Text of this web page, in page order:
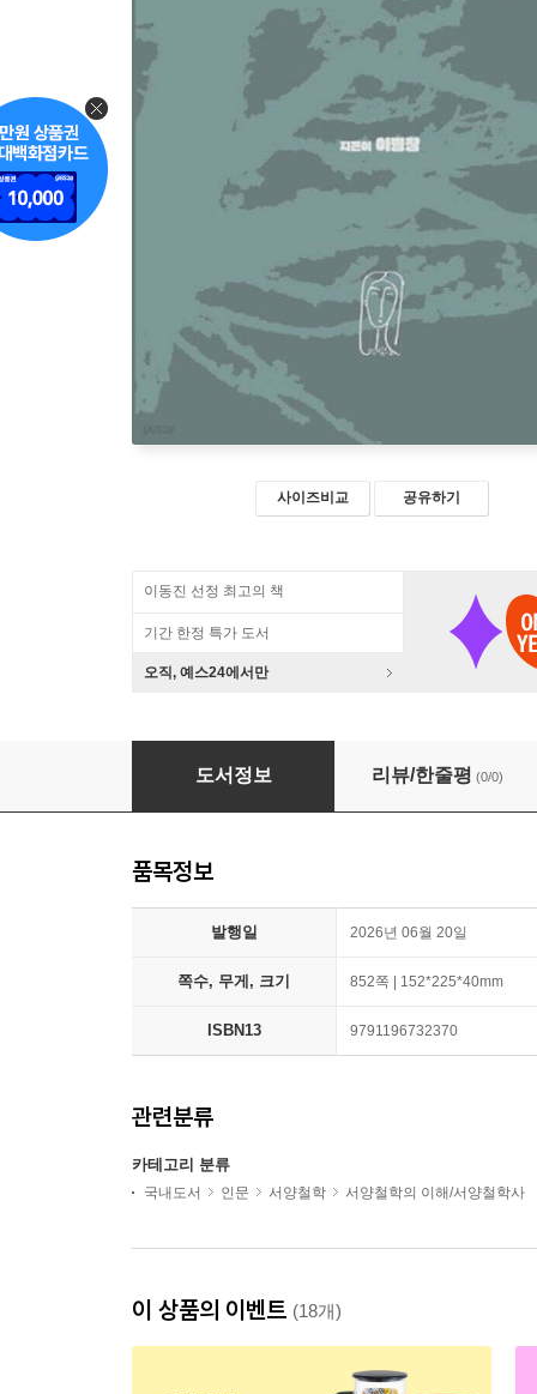
사이즈비교 공유하기
이동진 선정 최고의 책
기간 한정 특가 도서
오직, 예스24에서만
헤겔 정신현상학 번역과 주해 1
도서정보 리뷰/한줄평 (0/0)
품목정보
발행일 2026년 06월 20일
쪽수, 무게, 크기 852쪽 | 152*225*40mm
ISBN13 9791196732370
관련분류
카테고리 분류
국내도서 인문 서양철학 서양철학의 이해/서양철학사
이 상품의 이벤트 (18개)